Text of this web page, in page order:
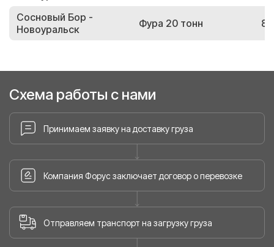
Сосновый Бор -
Новоуральск
Фура 20 тонн
Схема работы с нами
Принимаем заявку на доставку груза
Компания Форус заключает договор о перевозке
Отправляем транспорт на загрузку груза